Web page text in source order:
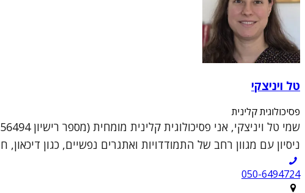
טל ויניצקי
פסיכולוגית קלינית
ניסיון עם מגוון רחב של התמודדויות ואתגרים נפשיים, כגון
050-6494724